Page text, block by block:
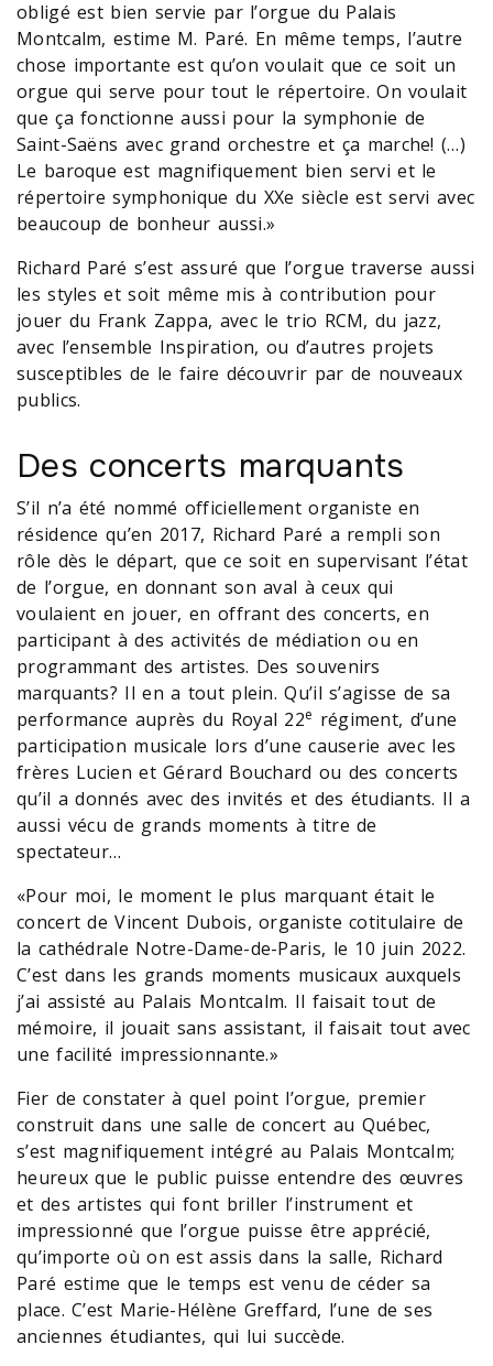
obligé est bien servie par l’orgue du Palais
Montcalm, estime M. Paré. En même temps, l’autre
chose importante est qu’on voulait que ce soit un
orgue qui serve pour tout le répertoire. On voulait
que ça fonctionne aussi pour la symphonie de
Saint-Saëns avec grand orchestre et ça marche! (…)
Le baroque est magnifiquement bien servi et le
répertoire symphonique du XXe siècle est servi avec
beaucoup de bonheur aussi.»
Richard Paré s’est assuré que l’orgue traverse aussi
les styles et soit même mis à contribution pour
jouer du Frank Zappa, avec le trio RCM, du jazz,
avec l’ensemble Inspiration, ou d’autres projets
susceptibles de le faire découvrir par de nouveaux
publics.
Des concerts marquants
S’il n’a été nommé officiellement organiste en
résidence qu’en 2017, Richard Paré a rempli son
rôle dès le départ, que ce soit en supervisant l’état
de l’orgue, en donnant son aval à ceux qui
voulaient en jouer, en offrant des concerts, en
participant à des activités de médiation ou en
programmant des artistes. Des souvenirs
marquants? Il en a tout plein. Qu’il s’agisse de sa
performance auprès du Royal 22e régiment, d’une
participation musicale lors d’une causerie avec les
frères Lucien et Gérard Bouchard ou des concerts
qu’il a donnés avec des invités et des étudiants. Il a
aussi vécu de grands moments à titre de
spectateur…
«Pour moi, le moment le plus marquant était le
concert de Vincent Dubois, organiste cotitulaire de
la cathédrale Notre-Dame-de-Paris, le 10 juin 2022.
C’est dans les grands moments musicaux auxquels
j’ai assisté au Palais Montcalm. Il faisait tout de
mémoire, il jouait sans assistant, il faisait tout avec
une facilité impressionnante.»
Fier de constater à quel point l’orgue, premier
construit dans une salle de concert au Québec,
s’est magnifiquement intégré au Palais Montcalm;
heureux que le public puisse entendre des œuvres
et des artistes qui font briller l’instrument et
impressionné que l’orgue puisse être apprécié,
qu’importe où on est assis dans la salle, Richard
Paré estime que le temps est venu de céder sa
place. C’est Marie-Hélène Greffard, l’une de ses
anciennes étudiantes, qui lui succède.